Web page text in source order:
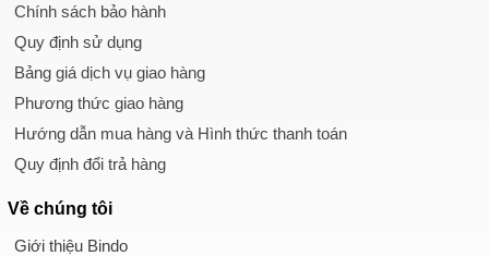
Chính sách bảo hành
Quy định sử dụng
Bảng giá dịch vụ giao hàng
Phương thức giao hàng
Hướng dẫn mua hàng và Hình thức thanh toán
Quy định đổi trả hàng
Về chúng tôi
Giới thiệu Bindo